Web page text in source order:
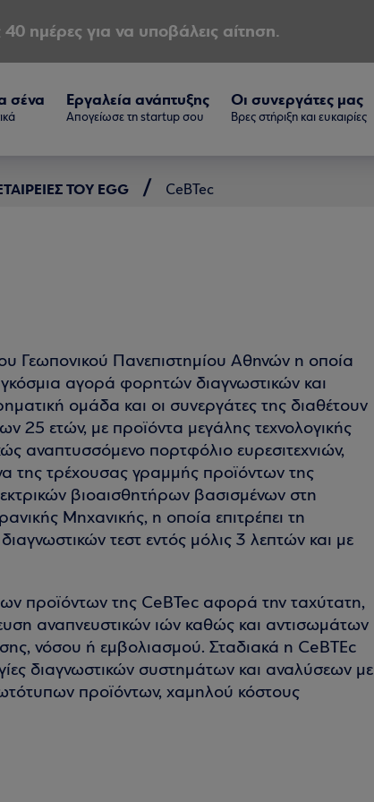
ημέρες για να υποβάλεις αίτηση.
σένα Εργαλεία ανάπτυξης
Απογείωσε τη startup σου
Οι συνεργάτες μας
Βρες στήριξη και ευκαιρίες
ΤΟΥ EGG CeBTec
Γεωπονικού Πανεπιστημίου Αθηνών η οποία
αγορά φορητών διαγνωστικών και
ομάδα και οι συνεργάτες της διαθέτουν
25 ετών, με προϊόντα μεγάλης τεχνολογικής
αναπτυσσόμενο πορτφόλιο ευρεσιτεχνιών,
της τρέχουσας γραμμής προϊόντων της
βιοαισθητήρων βασισμένων στη
Μηχανικής, η οποία επιτρέπει τη
τεστ εντός μόλις 3 λεπτών και με
προϊόντων της CeBTec αφορά την ταχύτατη,
αναπνευστικών ιών καθώς και αντισωμάτων
νόσου ή εμβολιασμού. Σταδιακά η CeBTEc
διαγνωστικών συστημάτων και αναλύσεων με
προϊόντων, χαμηλού κόστους